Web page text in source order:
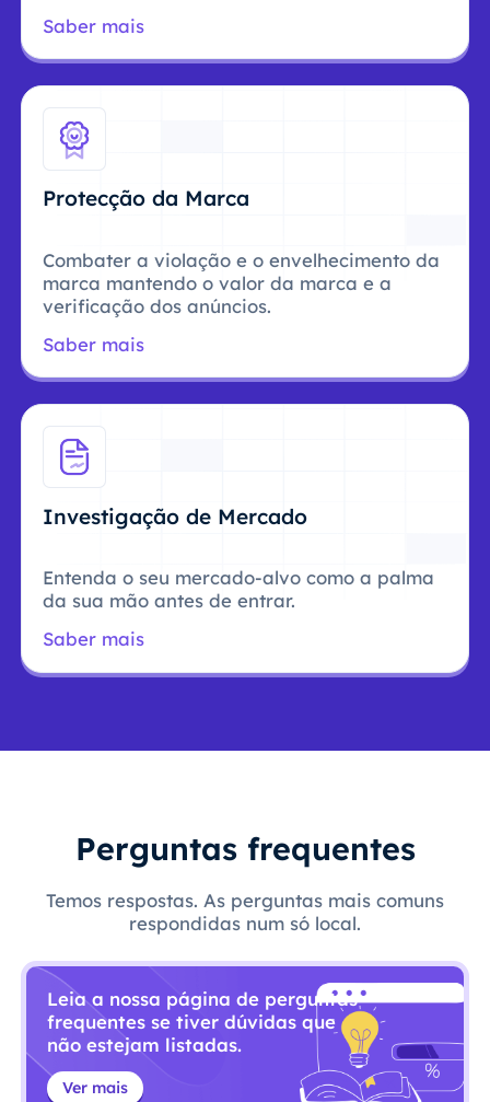
Saber mais
Protecção da Marca
Combater a violação e o envelhecimento da
marca mantendo o valor da marca e a
verificação dos anúncios.
Saber mais
Investigação de Mercado
Entenda o seu mercado-alvo como a palma
da sua mão antes de entrar.
Saber mais
Perguntas frequentes
Temos respostas. As perguntas mais comuns
respondidas num só local.
Leia a nossa página de perguntas
frequentes se tiver dúvidas que
não estejam listadas.
Ver mais